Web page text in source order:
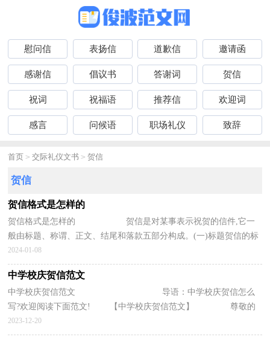
慰问信 表扬信 道歉信 邀请函
感谢信 倡议书 答谢词 贺信
祝词 祝福语 推荐信 欢迎词
感言 问候语 职场礼仪 致辞
首页 > 交际礼仪文书 > 贺信
贺信
贺信格式是怎样的
贺信格式是怎样的 贺信是对某事表示祝贺的信件,它一
般由标题、称谓、正文、结尾和落款五部分构成。(一)标题贺信的标
题通常由文种名构成。如在第一行正...
2024-01-08
中学校庆贺信范文
中学校庆贺信范文 导语：中学校庆贺信怎么
写?欢迎阅读下面范文! 【中学校庆贺信范文】 尊敬的
王恩师，亲爱的同学们： 光阴荏苒，日月穿梭，转瞬间...
2023-12-20